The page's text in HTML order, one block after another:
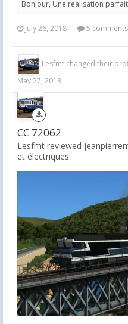
Bonjour, Une réalisation
July 26, 2018 5 comments
Lesfmt changed their
May 27, 2018
CC 72062
Lesfmt reviewed
et électriques